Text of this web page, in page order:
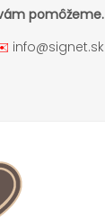
pomôžeme.
info@signet.sk